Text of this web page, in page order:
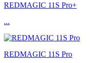
REDMAGIC 11S Pro+
...
REDMAGIC 11S Pro